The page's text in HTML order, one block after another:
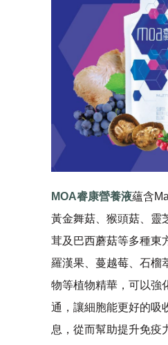
MOA睿康營養液蘊含
黃金舞菇、猴頭菇、靈
茸及巴西蘑菇等多種東
羅漢果、蔓越莓、石榴
物等植物精華，可以強
通，讓細胞能更好的吸
息，從而幫助提升免疫